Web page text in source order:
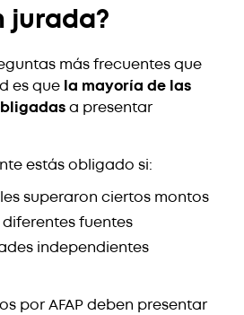
jurada?
más frecuentes que
es que la mayoría de las
a presentar
estás obligado si:
superaron ciertos montos
fuentes
independientes
por AFAP deben presentar